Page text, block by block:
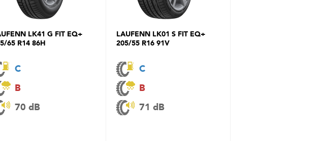
LK41 G FIT EQ+
65 R14 86H
C
B
70 dB
LAUFENN LK01 S FIT EQ+
205/55 R16 91V
C
B
71 dB